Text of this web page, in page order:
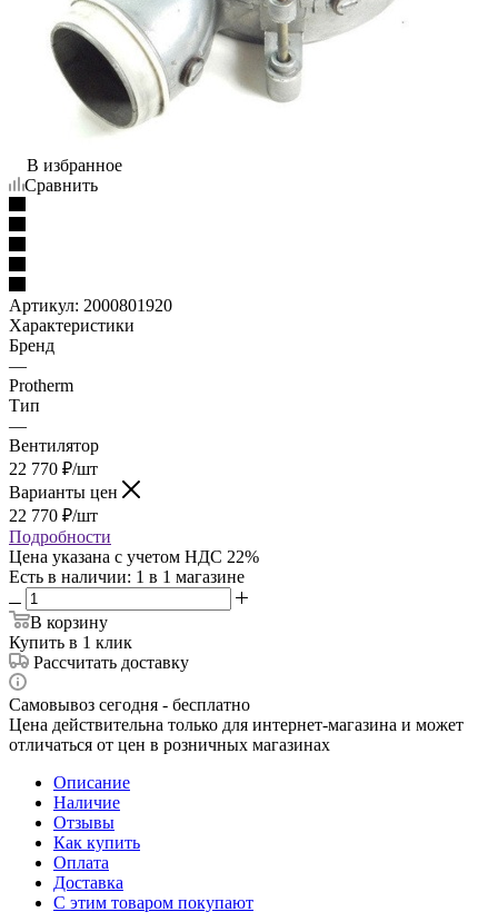
В избранное
Сравнить
Артикул: 2000801920
Характеристики
Бренд
—
Protherm
Тип
—
Вентилятор
22 770 ₽/шт
Варианты цен
22 770 ₽/шт
Подробности
Цена указана с учетом НДС 22%
Есть в наличии: 1 в 1 магазине
В корзину
Купить в 1 клик
Рассчитать доставку
Самовывоз сегодня - бесплатно
Цена действительна только для интернет-магазина и может
отличаться от цен в розничных магазинах
Описание
Наличие
Отзывы
Как купить
Оплата
Доставка
С этим товаром покупают